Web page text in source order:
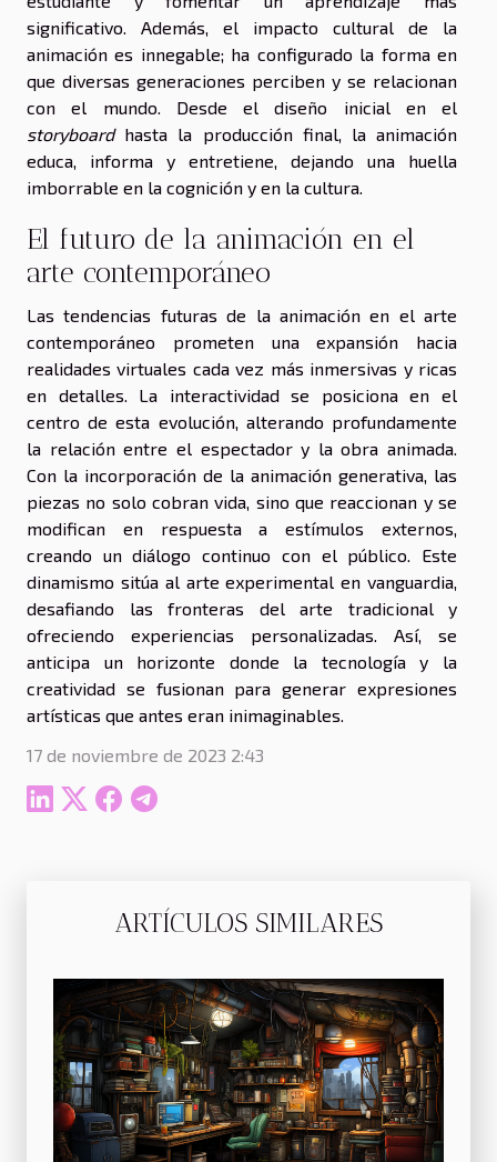
significativo. Además, el impacto cultural de la
animación es innegable; ha configurado la forma en
que diversas generaciones perciben y se relacionan
con el mundo. Desde el diseño inicial en el
storyboardhasta la producción final, la animación
educa, informa y entretiene, dejando una huella
imborrable en la cognición y en la cultura.
El futuro de la animación en el
arte contemporáneo
Las tendencias futuras de la animación en el arte
contemporáneo prometen una expansión hacia
realidades virtuales cada vez más inmersivas y ricas
en detalles. La interactividad se posiciona en el
centro de esta evolución, alterando profundamente
la relación entre el espectador y la obra animada.
Con la incorporación de la animación generativa, las
piezas no solo cobran vida, sino que reaccionan y se
modifican en respuesta a estímulos externos,
creando un diálogo continuo con el público. Este
dinamismo sitúa al arte experimental en vanguardia,
desafiando las fronteras del arte tradicional y
ofreciendo experiencias personalizadas. Así, se
anticipa un horizonte donde la tecnología y la
creatividad se fusionan para generar expresiones
artísticas que antes eran inimaginables.
17 de noviembre de 2023 2:43
ARTÍCULOS SIMILARES